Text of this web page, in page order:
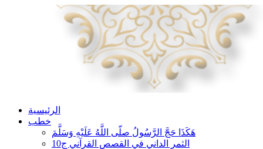
الرئيسية
خطب
هَكَذَا حَجَّ الرَّسُولُ صلّى اللَّهُ عَلَيْهِ وَسَلَّمَ
الثمر الداني في القصص القرآني ج10